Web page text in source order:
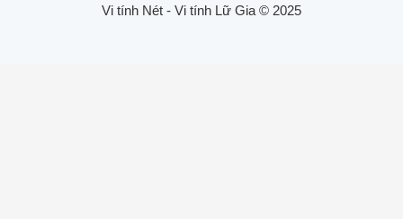
Vi tính Nét - Vi tính Lữ Gia © 2025